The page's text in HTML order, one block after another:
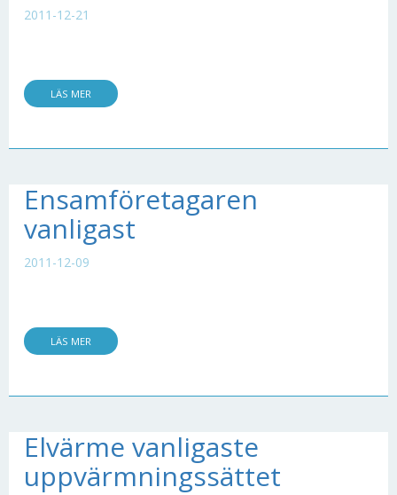
2011-12-21
LÄS MER
Ensamföretagaren
vanligast
2011-12-09
LÄS MER
Elvärme vanligaste
uppvärmningssättet